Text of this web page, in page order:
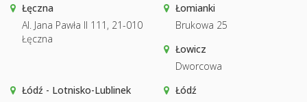
Łęczna
Al. Jana Pawła II 111, 21-010
Łęczna
Łomianki
Brukowa 25
Łowicz
Dworcowa
Łódź - Lotnisko-Lublinek
Łódź